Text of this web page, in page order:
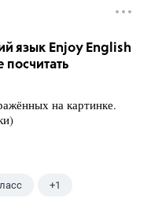
язык Enjoy English
посчитать
на картинке.
+1